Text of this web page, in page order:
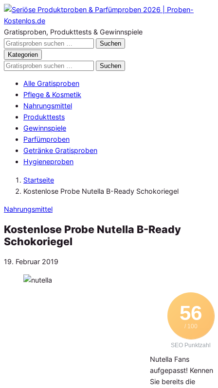
Zum
Inhalt
springen
Gratisproben, Produkttests & Gewinnspiele
Gratisproben
durchsuchen
Suchen
Kategorien
Gratisproben
Suchen
Alle Gratisproben
Pflege & Kosmetik
Nahrungsmittel
Produkttests
Gewinnspiele
Parfümproben
Getränke Gratisproben
Hygieneproben
Startseite
Kostenlose Probe Nutella B-Ready Schokoriegel
Nahrungsmittel
Kostenlose Probe Nutella B-Ready
Schokoriegel
Veröffentlicht
19. Februar 2019
56
/ 100
SEO Punktzahl
Nutella Fans
aufgepasst! Kennen
Sie bereits die